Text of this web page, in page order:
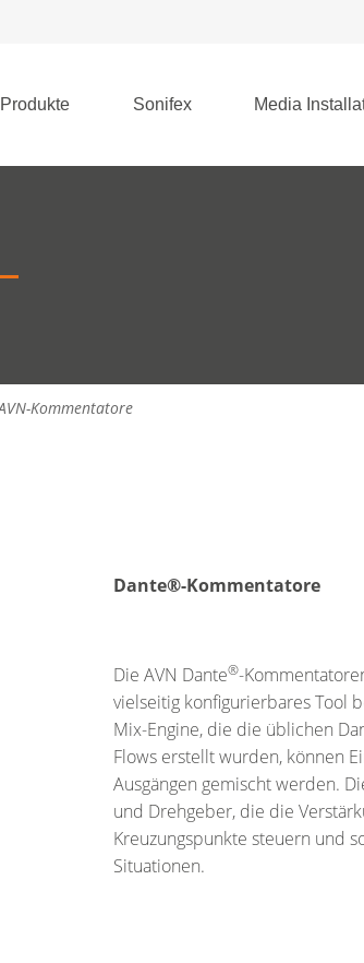
Produkte Sonifex Media
Kommentatore
Dante®-Kommentatore
Die AVN Dante®-
vielseitig konfigurierbares Tool
Mix-Engine, die die üblichen
Flows erstellt wurden, können
Ausgängen gemischt werden.
und Drehgeber, die die
Kreuzungspunkte steuern und
Situationen.